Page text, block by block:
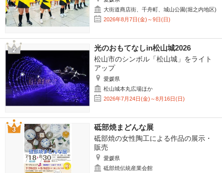
大街道商店街、千舟町、城山公園(堀之内地区)
2026年8月7日(金)～9日(日)
光のおもてなしin松山城2026
松山市のシンボル「松山城」をライト
アップ
愛媛県
松山城本丸広場ほか
2026年7月24日(金)～8月16日(日)
砥部焼まどんな展
砥部焼の女性陶工による作品の展示・
販売
愛媛県
砥部焼伝統産業会館